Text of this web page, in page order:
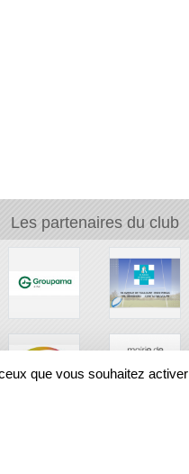
Les partenaires du club
que vous souhaitez activer